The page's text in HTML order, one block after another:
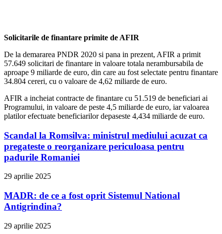
Solicitarile de finantare primite de AFIR
De la demararea PNDR 2020 si pana in prezent, AFIR a primit
57.649 solicitari de finantare in valoare totala nerambursabila de
aproape 9 miliarde de euro, din care au fost selectate pentru finantare
34.804 cereri, cu o valoare de 4,62 miliarde de euro.
AFIR a incheiat contracte de finantare cu 51.519 de beneficiari ai
Programului, in valoare de peste 4,5 miliarde de euro, iar valoarea
platilor efectuate beneficiarilor depaseste 4,434 miliarde de euro.
Scandal la Romsilva: ministrul mediului acuzat ca
pregateste o reorganizare periculoasa pentru
padurile Romaniei
29 aprilie 2025
MADR: de ce a fost oprit Sistemul National
Antigrindina?
29 aprilie 2025